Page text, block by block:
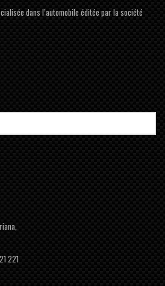
dans l’automobile éditée par la société
221